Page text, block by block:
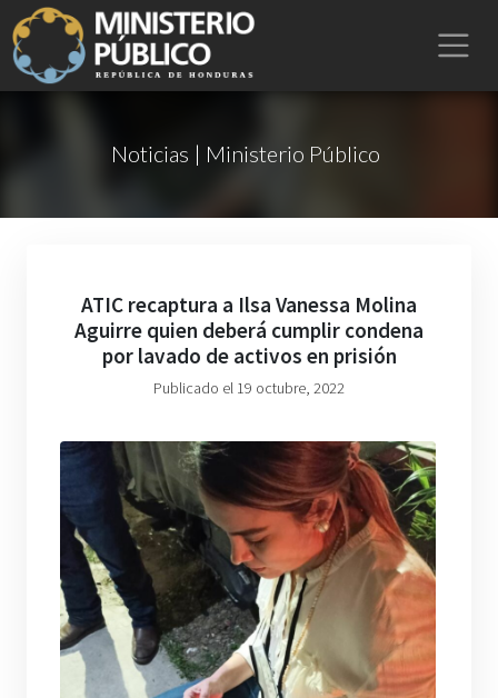
Noticias | Ministerio Público
ATIC recaptura a Ilsa Vanessa Molina
Aguirre quien deberá cumplir condena
por lavado de activos en prisión
Publicado el 19 octubre, 2022